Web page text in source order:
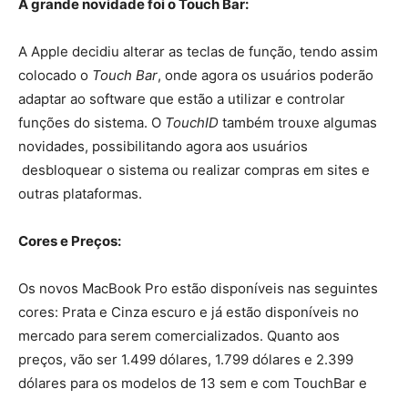
A grande novidade foi o Touch Bar:
A Apple decidiu alterar as teclas de função, tendo assim
colocado o Touch Bar, onde agora os usuários poderão
adaptar ao software que estão a utilizar e controlar
funções do sistema. O TouchID também trouxe algumas
novidades, possibilitando agora aos usuários
desbloquear o sistema ou realizar compras em sites e
outras plataformas.
Cores e Preços:
Os novos MacBook Pro estão disponíveis nas seguintes
cores: Prata e Cinza escuro e já estão disponíveis no
mercado para serem comercializados. Quanto aos
preços, vão ser 1.499 dólares, 1.799 dólares e 2.399
dólares para os modelos de 13 sem e com TouchBar e